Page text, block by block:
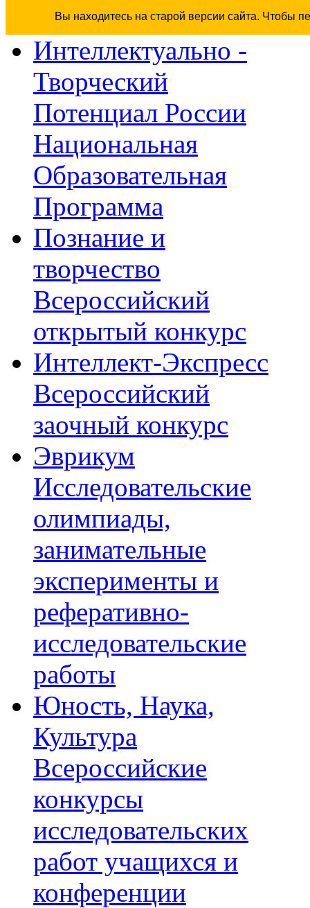
Вы находитесь на старой версии сайта. Чтобы
Интеллектуально -
Творческий
Потенциал России
Национальная
Образовательная
Программа
Познание и
творчество
Всероссийский
открытый конкурс
Интеллект-Экспресс
Всероссийский
заочный конкурс
Эврикум
Исследовательские
олимпиады,
занимательные
эксперименты и
реферативно-
исследовательские
работы
Юность, Наука,
Культура
Всероссийские
конкурсы
исследовательских
работ учащихся и
конференции